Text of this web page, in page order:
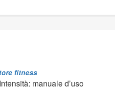
manuale d’uso